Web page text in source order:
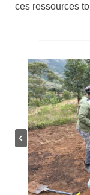
ces ressources